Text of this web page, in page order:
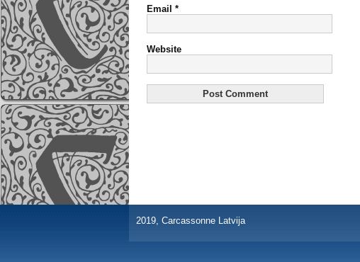
Email *
Website
2019, Carcassonne Latvija